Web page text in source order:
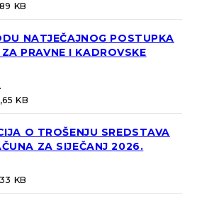
KB
NATJEČAJNOG POSTUPKA
PRAVNE I KADROVSKE
KB
O TROŠENJU SREDSTAVA
ZA SIJEČANJ 2026.
KB